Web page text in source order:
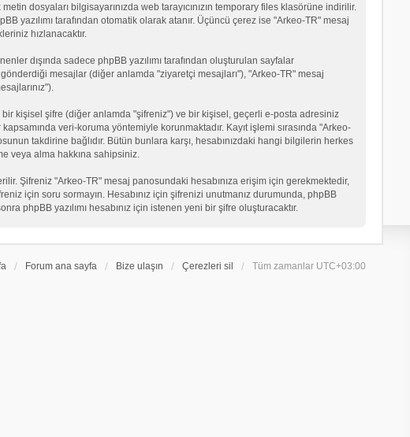
dosyaları bilgisayarınızda web tarayıcınızın temporary files klasörüne indirilir.
yazılımı tarafından otomatik olarak atanır. Üçüncü çerez ise "Arkeo-TR" mesaj
hızlanacaktır.
dışında sadece phpBB yazılımı tarafından oluşturulan sayfalar
mesajlar (diğer anlamda "ziyaretçi mesajları"), "Arkeo-TR" mesaj
bir kişisel şifre (diğer anlamda "şifreniz") ve bir kişisel, geçerli e-posta adresiniz
veri-koruma yöntemiyle korunmaktadır. Kayıt işlemi sırasında "Arkeo-
takdirine bağlıdır. Bütün bunlara karşı, hesabınızdaki hangi bilgilerin herkes
veya alma hakkına sahipsiniz.
Şifreniz "Arkeo-TR" mesaj panosundaki hesabınıza erişim için gerekmektedir,
için soru sormayın. Hesabınız için şifrenizi unutmanız durumunda, phpBB
phpBB yazılımı hesabınız için istenen yeni bir şifre oluşturacaktır.
Forum ana sayfa Bize ulaşın Çerezleri sil Tüm zamanlar UTC+03:00